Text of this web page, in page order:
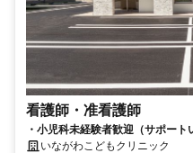
看護師・准看護師
・小児科未経験者歓迎（サポー
の子供たちの成長を支える仕事です
いながわこどもクリニック